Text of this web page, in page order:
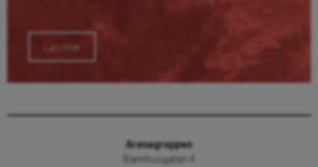
Läs mer
Arenagruppen
Barnhusgatan 4